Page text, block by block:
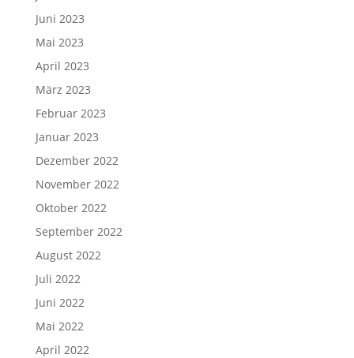
Juni 2023
Mai 2023
April 2023
März 2023
Februar 2023
Januar 2023
Dezember 2022
November 2022
Oktober 2022
September 2022
August 2022
Juli 2022
Juni 2022
Mai 2022
April 2022